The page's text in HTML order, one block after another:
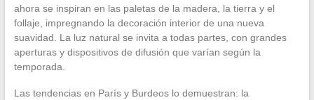
ahora se inspiran en las paletas de la madera, la tierra y el
follaje, impregnando la decoración interior de una nueva
suavidad. La luz natural se invita a todas partes, con grandes
aperturas y dispositivos de difusión que varían según la
temporada.
Las tendencias en París y Burdeos lo demuestran: la